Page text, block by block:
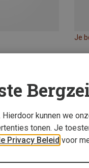
Je
kunnen we
tonen. Je
Privacy Beleid voor